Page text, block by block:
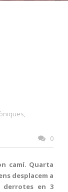
,
0
camí. Quarta
desplacem a
derrotes en 3